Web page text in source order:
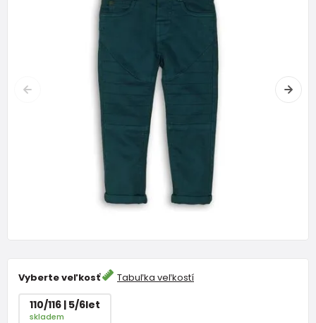
Vyberte veľkosť Tabuľka veľkostí
110/116 | 5/6let
skladem